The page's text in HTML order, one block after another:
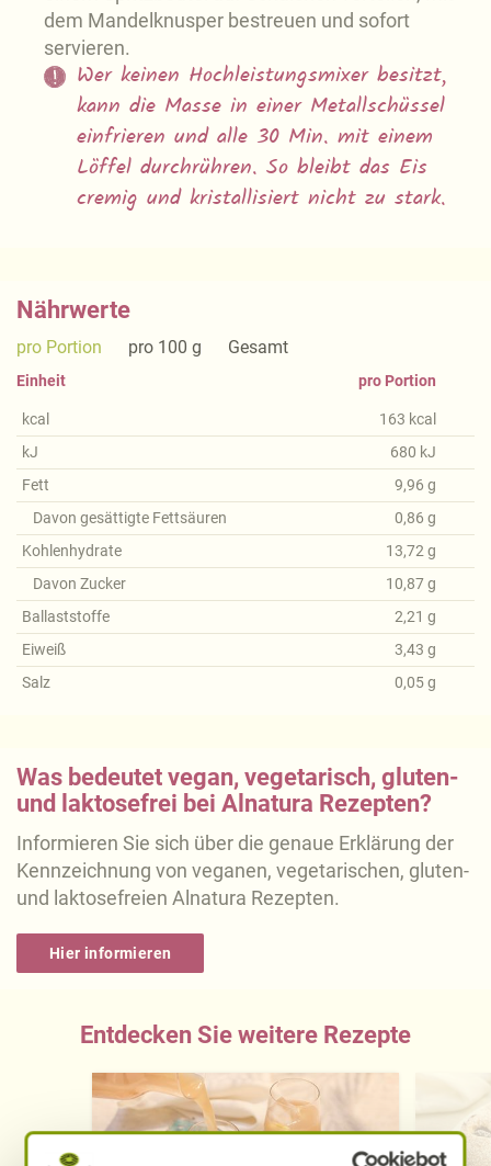
dem Mandelknusper bestreuen und sofort
servieren.
Wer keinen Hochleistungsmixer besitzt,
kann die Masse in einer Metallschüssel
einfrieren und alle 30 Min. mit einem
Löffel durchrühren. So bleibt das Eis
cremig und kristallisiert nicht zu stark.
Nährwerte
pro Portion pro 100 g Gesamt
Einheit
kcal
kJ
Fett
Davon gesättigte Fettsäuren
Kohlenhydrate
Davon Zucker
Ballaststoffe
Eiweiß
Salz
pro Portion
163 kcal
680 kJ
9,96 g
0,86 g
13,72 g
10,87g
2,21 g
3,43 g
0,05g
Was bedeutet vegan, vegetarisch, gluten-
und laktosefrei bei Alnatura Rezepten?
Informieren Sie sich über die genaue Erklärung der
Kennzeichnung von veganen, vegetarischen, gluten-
und laktosefreien Alnatura Rezepten.
Hier informieren
Entdecken Sie weitere Rezepte